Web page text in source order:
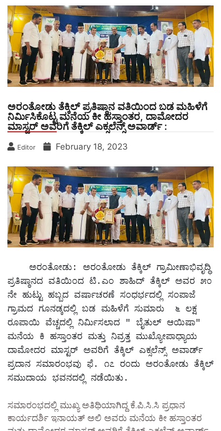
ಅರಂತೋಡು ತೆಕ್ಕಿಲ್ ಪ್ರತಿಷ್ಠಾನ ವತಿಯಿಂದ ಬಡ ಮಹಿಳೆಗೆ
ನಿರ್ಮಿಸಿಕೊಟ್ಟ ಮನೆಯ ಕೀ ಹಸ್ತಾಂತರ, ದಾಮೋದರ
ಮಾಸ್ಟರ್ ಅವರಿಗೆ ತೆಕ್ಕಿಲ್ ಎಕ್ಸಲೆನ್ಸ್ ಅವಾರ್ಡ್ :
Editor February 18, 2023
ಪ್ರತಿಷ್ಠಾನದ ವತಿಯಿಂದ ಟಿ.ಎಂ ಶಾಹಿದ್ ತೆಕ್ಕಿಲ್ ಅವರ ೫೦
ನೇ ಹುಟ್ಟು ಹಬ್ಬದ ವರ್ಷಾಚರಣೆ ಸಂಧರ್ಭದಲ್ಲಿ ಸಂಪಾಜೆ
ಗ್ರಾಮದ ಗೂನಡ್ಕದಲ್ಲಿ ಬಡ ಮಹಿಳೆಗೆ ಸುಮಾರು  ೬ ಲಕ್ಷ
ರೂಪಾಯಿ ವೆಚ್ಚದಲ್ಲಿ ನಿರ್ಮಿಸಲಾದ " ಬೈತುಲ್ ಆಯಿಷಾ"
ಮನೆಯ ಕಿ ಹಸ್ತಾಂತರ ಮತ್ತು ನಿವ್ರತ್ತ ಮುಖ್ಯೋಪಾಧ್ಯಾಯ
ದಾಮೋದರ ಮಾಸ್ಟರ್ ಅವರಿಗೆ ತೆಕ್ಕಿಲ್ ಎಕ್ಸಲೆನ್ಸ್ ಅವಾರ್ಡ್
ಪ್ರದಾನ ಸಮಾರಂಭವು ಫೆ. ೧೭ ರಂದು ಅರಂತೋಡು ತೆಕ್ಕಿಲ್
ಸಮುದಾಯ ಭವನದಲ್ಲಿ ನಡೆಯಿತು.
ಸಮಾರಂಭದಲ್ಲಿ ಮುಖ್ಯ ಅತಿಥಿಯಾಗಿದ್ದ ಕೆ.ಪಿ.ಸಿ.ಸಿ ಪ್ರಧಾನ
ಕಾರ್ಯದರ್ಶಿ ಇನಾಯತ್ ಅಲಿ ಅವರು ಮನೆಯ ಕೀ ಹಸ್ತಾಂತರ